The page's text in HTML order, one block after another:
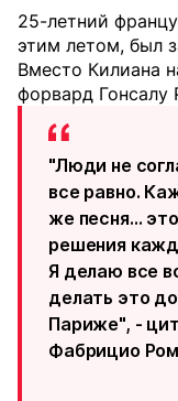
25-летний
этим летом, был
Вместо Килиана
форвард Гонсалу
"Люди не
все равно.
же песня…
решения
Я делаю все
делать это
Париже", -
Фабрицио